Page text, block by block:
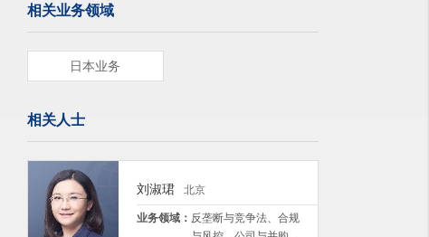
相关业务领域
日本业务
相关人士
刘淑珺 北京
业务领域： 反垄断与竞争法、合规